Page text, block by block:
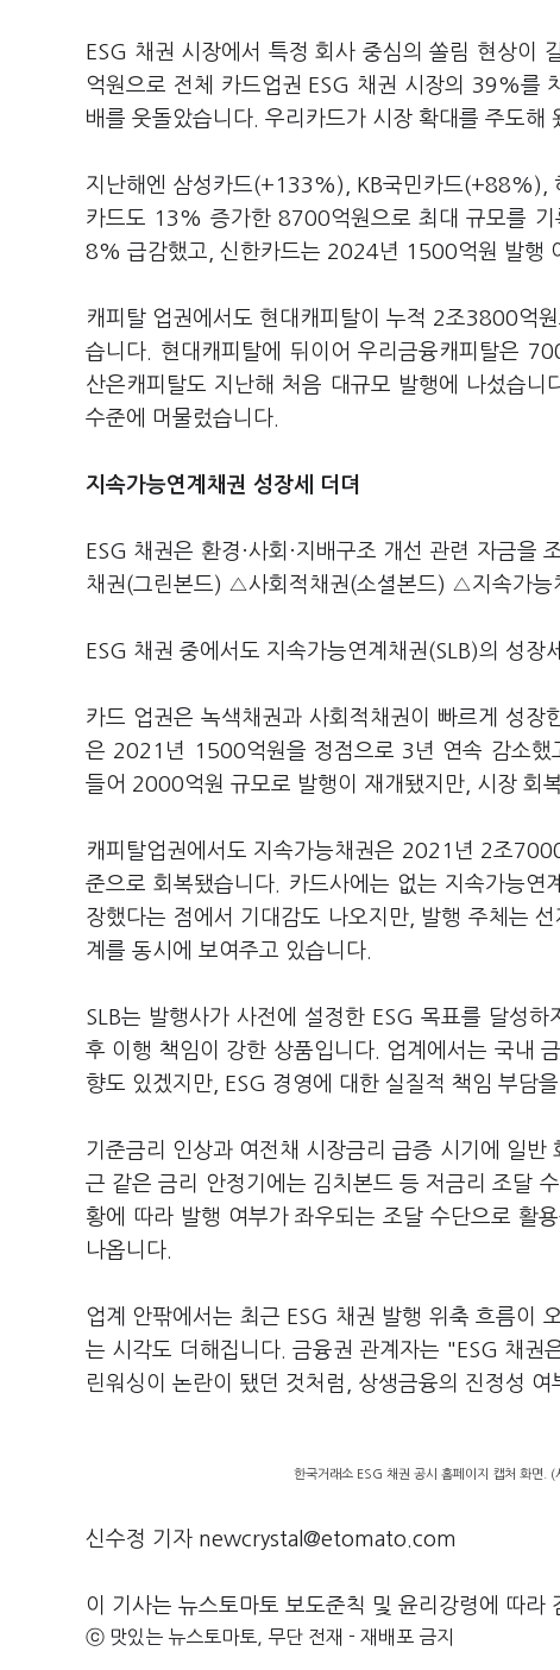
ESG 채권 시장에서 특정 회사 중심의 쏠림 현상이
억원으로 전체 카드업권 ESG 채권 시장의 39%를
배를 웃돌았습니다. 우리카드가 시장 확대를 주도해
지난해엔 삼성카드(+133%), KB국민카드(+88%),
카드도 13% 증가한 8700억원으로 최대 규모를
8% 급감했고, 신한카드는 2024년 1500억원 발행
캐피탈 업권에서도 현대캐피탈이 누적 2조3800억
습니다. 현대캐피탈에 뒤이어 우리금융캐피탈은
산은캐피탈도 지난해 처음 대규모 발행에 나섰습
수준에 머물렀습니다.
지속가능연계채권 성장세 더뎌
ESG 채권은 환경·사회·지배구조 개선 관련 자금
채권(그린본드) △사회적채권(소셜본드) △지속가능
ESG 채권 중에서도 지속가능연계채권(SLB)의 성
카드 업권은 녹색채권과 사회적채권이 빠르게 성장
은 2021년 1500억원을 정점으로 3년 연속 감소했
들어 2000억원 규모로 발행이 재개됐지만, 시장 회
캐피탈업권에서도 지속가능채권은 2021년 2조
준으로 회복됐습니다. 카드사에는 없는 지속가능
장했다는 점에서 기대감도 나오지만, 발행 주체는
계를 동시에 보여주고 있습니다.
SLB는 발행사가 사전에 설정한 ESG 목표를 달성
후 이행 책임이 강한 상품입니다. 업계에서는 국내
향도 있겠지만, ESG 경영에 대한 실질적 책임 부담
기준금리 인상과 여전채 시장금리 급증 시기에 일반
근 같은 금리 안정기에는 김치본드 등 저금리 조달
황에 따라 발행 여부가 좌우되는 조달 수단으로 활
나옵니다.
업계 안팎에서는 최근 ESG 채권 발행 위축 흐름이
는 시각도 더해집니다. 금융권 관계자는 "ESG 채
린워싱이 논란이 됐던 것처럼, 상생금융의 진정성
한국거래소 ESG 채권 공시 홈페이지 캡처 화면. (
신수정 기자 newcrystal@etomato.com
이 기사는 뉴스토마토 보도준칙 및 윤리강령에 따라
ⓒ 맛있는 뉴스토마토, 무단 전재 - 재배포 금지